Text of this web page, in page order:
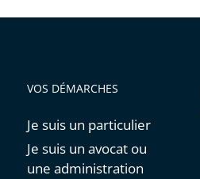
VOS DÉMARCHES
Je suis un particulier
Je suis un avocat ou
une administration